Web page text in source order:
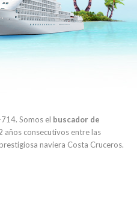
Somos el buscador de
años consecutivos entre las
naviera Costa Cruceros.